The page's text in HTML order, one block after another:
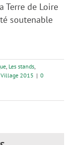
Terre de Loire
soutenable
Les stands
Village 2015 | 0